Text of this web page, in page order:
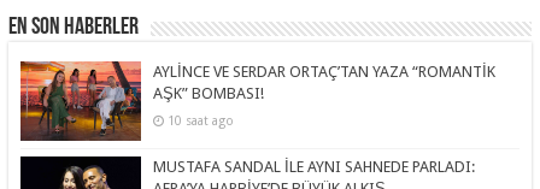
En Son Haberler
AYLİNCE VE SERDAR ORTAÇ’TAN YAZA “ROMANTİK
AŞK” BOMBASI!
10 saat ago
MUSTAFA SANDAL İLE AYNI SAHNEDE PARLADI: